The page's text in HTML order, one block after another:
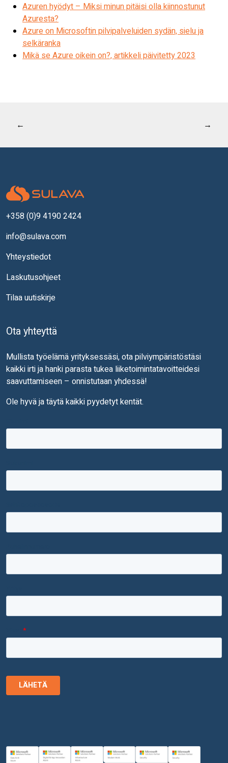
Azuren hyödyt – Miksi minun pitäisi olla kiinnostunut
Azuresta?
Azure on Microsoftin pilvipalveluiden sydän, sielu ja
selkäranka
Mikä se Azure oikein on?, artikkeli päivitetty 2023
Artikkelien
← →
+358 (0)9 4190 2424
info@sulava.com
Yhteystiedot
Laskutusohjeet
Tilaa uutiskirje
Ota yhteyttä
Mullista työelämä yrityksessäsi, ota pilviympäristöstäsi
kaikki irti ja hanki parasta tukea liiketoimintatavoitteidesi
saavuttamiseen – onnistutaan yhdessä!
Ole hyvä ja täytä kaikki pyydetyt kentät.